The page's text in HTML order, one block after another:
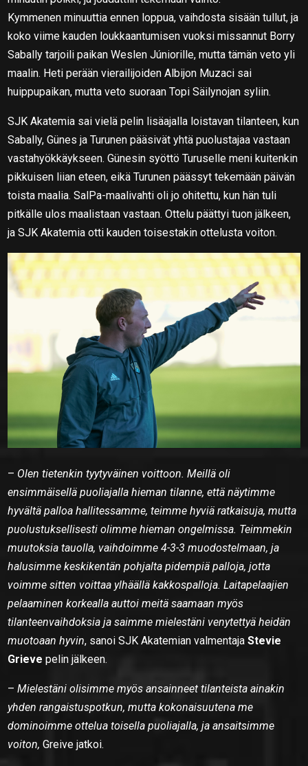
Kymmenen minuuttia ennen loppua, vaihdosta sisään tullut, ja
koko viime kauden loukkaantumisen vuoksi missannut Borry
Sabally tarjoili paikan Weslen Júniorille, mutta tämän veto yli
maalin. Heti perään vierailijoiden Albijon Muzaci sai
huippupaikan, mutta veto suoraan Topi Säilynojan syliin.
SJK Akatemia sai vielä pelin lisäajalla loistavan tilanteen, kun
Sabally, Günes ja Turunen pääsivät yhtä puolustajaa vastaan
vastahyökkäykseen. Günesin syöttö Turuselle meni kuitenkin
pikkuisen liian eteen, eikä Turunen päässyt tekemään päivän
toista maalia. SalPa-maalivahti oli jo ohitettu, kun hän tuli
pitkälle ulos maalistaan vastaan. Ottelu päättyi tuon jälkeen,
ja SJK Akatemia otti kauden toisestakin ottelusta voiton.
– Olen tietenkin tyytyväinen voittoon. Meillä oli
ensimmäisellä puoliajalla hieman tilanne, että näytimme
hyvältä palloa hallitessamme, teimme hyviä ratkaisuja, mutta
puolustuksellisesti olimme hieman ongelmissa. Teimmekin
muutoksia tauolla, vaihdoimme 4-3-3 muodostelmaan, ja
halusimme keskikentän pohjalta pidempiä palloja, jotta
voimme sitten voittaa ylhäällä kakkospalloja. Laitapelaajien
pelaaminen korkealla auttoi meitä saamaan myös
tilanteenvaihdoksia ja saimme mielestäni venytettyä heidän
muotoaan hyvin, sanoi SJK Akatemian valmentajaStevie
Grieve pelin jälkeen.
–Mielestäni olisimme myös ansainneet tilanteista ainakin
yhden rangaistuspotkun, mutta kokonaisuutena me
dominoimme ottelua toisella puoliajalla, ja ansaitsimme
voiton, Greive jatkoi.